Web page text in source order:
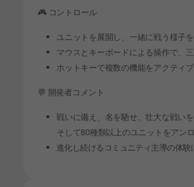
🎮 コントロール
ユニットを展開し、一緒に戦う様子を
マウスとキーボードによる操作で、
ホットキーで複数の機能をアクティブ
💬 開発者コメント
戦いに備え、名を馳せ、壮大な戦い
そして80種類以上のユニットをアン
進化し続けるコミュニティ主導の体験